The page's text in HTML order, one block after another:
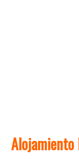
Alojamiento